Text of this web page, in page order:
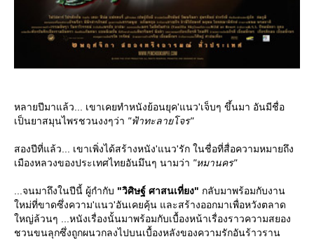
หลายปีมาแล้ว... เขาเคยทำหนังย้อนยุค'แนว'เจ็บๆ ขึ้นมา อันมีชื่อ
เป็นยาสมุนไพรชวนงงๆว่า "ฟ้าทะลายโจร"
สองปีที่แล้ว... เขาเพิ่งได้สร้างหนัง'แนว'รัก ในชื่อที่สื่อความหมายถึง
เมืองหลวงของประเทศไทยอันมึนๆ นามว่า "หมานคร"
...จนมาถึงในปีนี้ ผู้กำกับ "วิศิษฐ์ ศาสนเที่ยง" กลับมาพร้อมกับงาน
หม่ที่ขาดซึ่งความ'แนว'อันเคยคุ้น และสร้างออกมาเพื่อหวังตลาด
หญ่ล้วนๆ ...หนังเรื่องนั้นมาพร้อมกับเบื้องหน้าเรื่องราวความสยอง
ชวนขนลุกซึ่งถูกผนวกลงไปบนเบื้องหลังของความรักอันร้าวราน